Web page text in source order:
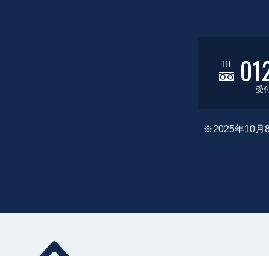
TEL
受
※2025年10月